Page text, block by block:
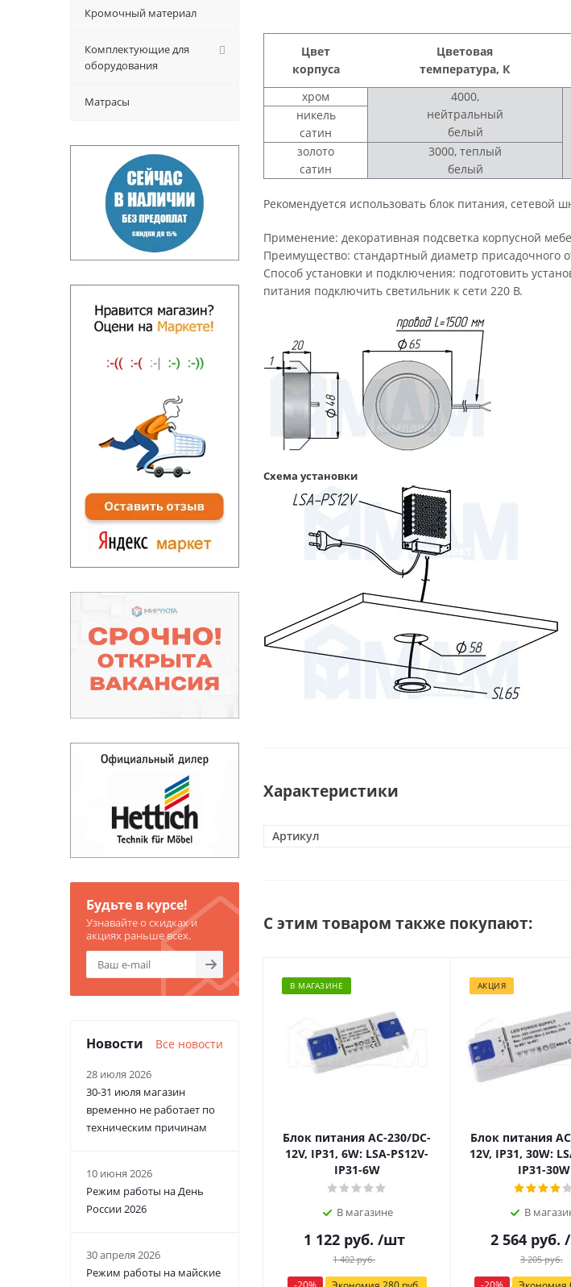
Цвет
корпуса
Цветовая
температура, К
хром
4000,
нейтральный
белый
никель
сатин
золото
сатин
3000, теплый
белый
Рекомендуется использовать блок питания, сетевой
Применение: декоративная подсветка корпусной
Преимущество: стандартный диаметр присадочного
Способ установки и подключения: подготовить
питания подключить светильник к сети 220 В.
Схема установки
Характеристики
Артикул
С этим товаром также покупают:
В МАГАЗИНЕ
Блок питания AC-230/DC-
12V, IP31, 6W: LSA-PS12V-
IP31-6W
В магазине
1 122руб. /шт
1 402руб.
АКЦИЯ
Блок питания
12V, IP31, 30W:
IP31-30W
В
2 564 руб.
3 205руб.
Кромочный материал
Комплектующие для
оборудования
Матрасы
Будьте в курсе!
Узнавайте о скидках и
акциях раньше всех.
Новости Все новости
28 июля 2026
30-31 июля магазин
временно не работает по
техническим причинам
10 июня 2026
Режим работы на День
России 2026
30 апреля 2026
Режим работы на майские